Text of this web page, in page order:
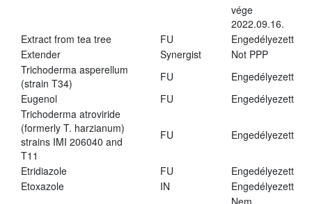
vége
2022.09.16.
Extract from tea tree
FU
Engedélyezett
Extender
Synergist
Not PPP
Trichoderma asperellum
(strain T34)
FU
Engedélyezett
Eugenol
FU
Engedélyezett
Trichoderma atroviride
(formerly T. harzianum)
strains IMI 206040 and
T11
FU Engedélyezett
Etridiazole FU
Engedélyezett
Etoxazole
IN
Engedélyezett